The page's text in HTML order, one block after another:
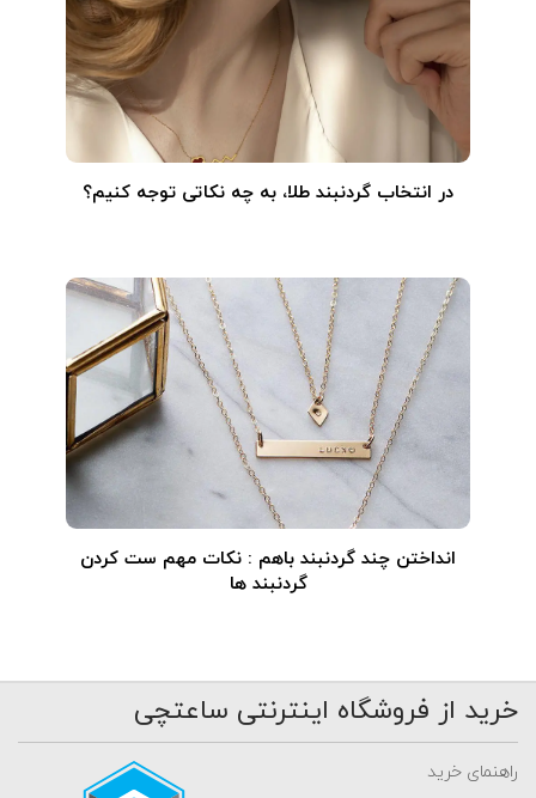
در انتخاب گردنبند طلا‌، به چه نکاتی توجه کنیم؟
انداختن چند گردنبند باهم : نکات مهم ست کردن
گردنبند ها
خرید از فروشگاه اینترنتی ساعتچی
راهنمای خرید